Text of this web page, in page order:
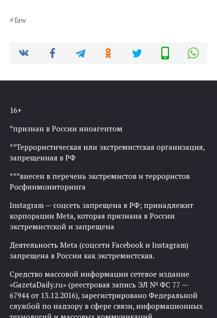
faw
16+
*признан в России иноагентом
**Террористическая или экстремистская организация,
запрещенная в РФ
***внесен в перечень экстремистов и террористов
Росфинмониторинга
Instagram — соцсеть запрещена в РФ; принадлежит
корпорации Meta, которая признана в России
экстремистской и запрещена
Деятельность Meta (соцсети Facebook и Instagram)
запрещена в России как экстремистская.
Средство массовой информации сетевое издание
«GazetaDaily.ru» (реестровая запись ЭЛ № ФС 77 —
67944 от 13.12.2016), зарегистрировано Федеральной
службой по надзору в сфере связи, информационных